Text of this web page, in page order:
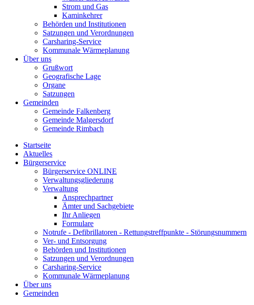
Strom und Gas
Kaminkehrer
Behörden und Institutionen
Satzungen und Verordnungen
Carsharing-Service
Kommunale Wärmeplanung
Über uns
Grußwort
Geografische Lage
Organe
Satzungen
Gemeinden
Gemeinde Falkenberg
Gemeinde Malgersdorf
Gemeinde Rimbach
Startseite
Aktuelles
Bürgerservice
Bürgerservice ONLINE
Verwaltungsgliederung
Verwaltung
Ansprechpartner
Ämter und Sachgebiete
Ihr Anliegen
Formulare
Notrufe - Defibrillatoren - Rettungstreffpunkte - Störungsnummern
Ver- und Entsorgung
Behörden und Institutionen
Satzungen und Verordnungen
Carsharing-Service
Kommunale Wärmeplanung
Über uns
Gemeinden